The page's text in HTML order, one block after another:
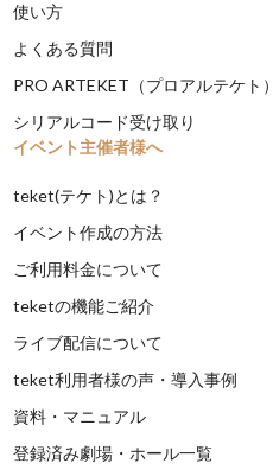
使い方
よくある質問
PRO ARTEKET（プロアルテケト）
シリアルコード受け取り
イベント主催者様へ
teket(テケト)とは？
イベント作成の方法
ご利用料金について
teketの機能ご紹介
ライブ配信について
teket利用者様の声・導入事例
資料・マニュアル
登録済み劇場・ホール一覧